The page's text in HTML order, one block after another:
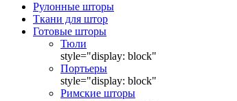
Рулонные шторы
Ткани для штор
Готовые шторы
Тюли
style="display: block"
Портьеры
style="display: block"
Римские шторы